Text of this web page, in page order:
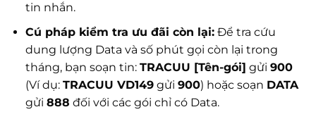
tin nhắn.
Cú pháp kiểm tra ưu đãi còn lại:Để tra cứu
dung lượng Data và số phút gọi còn lại trong
tháng, bạn soạn tin: TRACUU [Tên-gói] gửi 900
(Ví dụ: TRACUU VD149gửi 900) hoặc soạn DATA
gửi 888 đối với các gói chỉ có Data.